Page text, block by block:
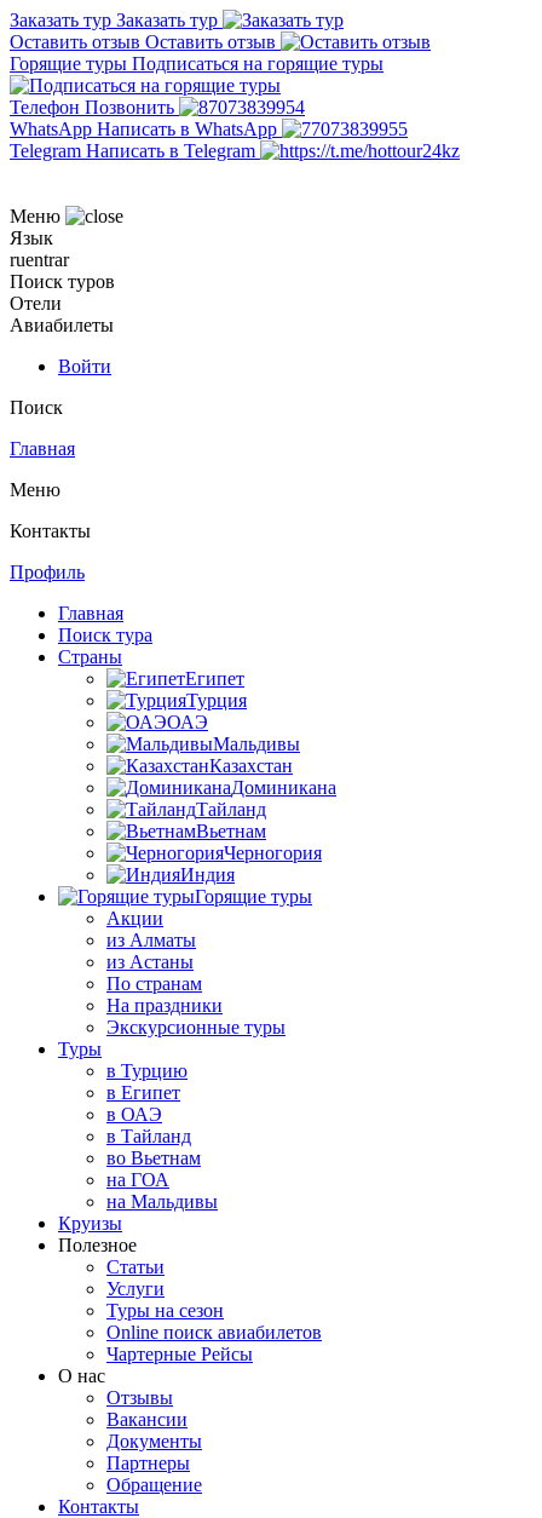
Заказать тур Заказать тур
Оставить отзыв Оставить отзыв
Горящие туры Подписаться на горящие туры
Телефон Позвонить
WhatsApp Написать в WhatsApp
Telegram Написать в Telegram
Меню
Язык
ruentrar
Поиск туров
Отели
Авиабилеты
Войти
Поиск
Главная
Меню
Контакты
Профиль
Главная
Поиск тура
Страны
Египет
Турция
ОАЭ
Мальдивы
Казахстан
Доминикана
Тайланд
Вьетнам
Черногория
Индия
Горящие туры
Акции
из Алматы
из Астаны
По странам
На праздники
Экскурсионные туры
Туры
в Турцию
в Египет
в ОАЭ
в Тайланд
во Вьетнам
на ГОА
на Мальдивы
Круизы
Полезное
Статьи
Услуги
Туры на сезон
Online поиск авиабилетов
Чартерные Рейсы
О нас
Отзывы
Вакансии
Документы
Партнеры
Обращение
Контакты